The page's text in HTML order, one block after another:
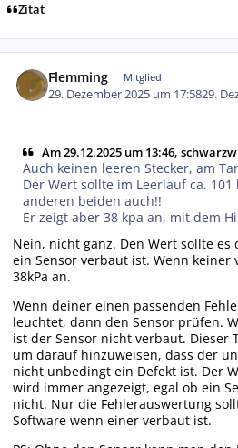
Zitat
Flemming Mitglied
29. Dezember 2025 um 17:5829.
Am 29.12.2025 um 13:46,
Auch keinen leeren Stecker, am
Der Wert sollte im Leerlauf ca.
anderen beiden auch!!
Er zeigt aber 38 kpa an, mit dem
Nein, nicht ganz. Den Wert sollte
ein Sensor verbaut ist. Wenn
38kPa an.
Wenn deiner einen passenden
leuchtet, dann den Sensor prüfen.
ist der Sensor nicht verbaut. Dieser
um darauf hinzuweisen, dass der
nicht unbedingt ein Defekt ist. Der
wird immer angezeigt, egal ob ein
nicht. Nur die Fehlerauswertung
Software wenn einer verbaut ist.